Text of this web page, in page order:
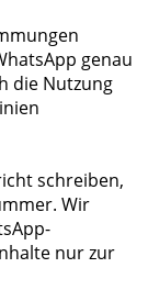
genau
die Nutzung
schreiben,
Wir
nur zur